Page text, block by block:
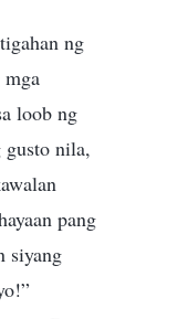
ng
loob ng
gusto nila,
pang
siyang